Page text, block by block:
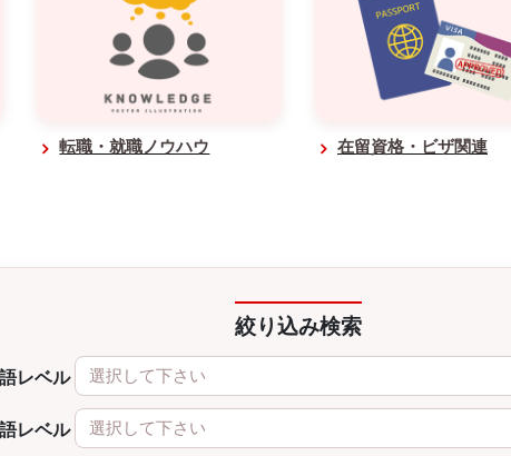
転職・就職ノウハウ 在留資格・ビザ関連
絞り込み検索
レベル 選択して下さい
レベル 選択して下さい